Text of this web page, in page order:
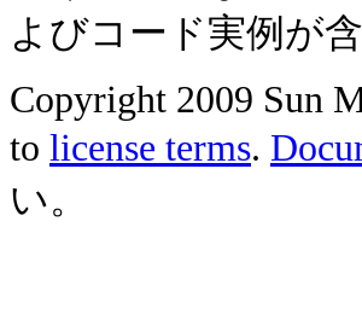
よびコード実例が
Copyright 2009 Sun
to license terms.
い。